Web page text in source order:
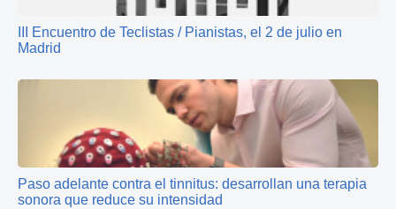
III Encuentro de Teclistas / Pianistas, el 2 de julio en
Madrid
Paso adelante contra el tinnitus: desarrollan una terapia
sonora que reduce su intensidad